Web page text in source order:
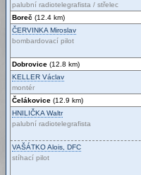
palubní radiotelegrafista / střelec
Boreč (12.4 km)
ČERVINKA Miroslav
bombardovací pilot
Dobrovice (12.8 km)
KELLER Václav
montér
Čelákovice (12.9 km)
HNILIČKA Waltr
palubní radiotelegrafista
VAŠÁTKOAlois, DFC
stíhací pilot